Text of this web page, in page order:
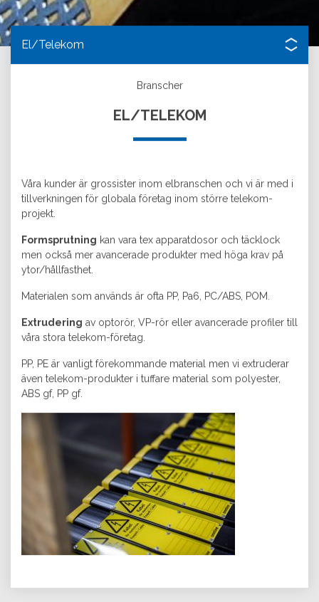
El/Telekom
Branscher
EL/TELEKOM
Våra kunder är grossister inom elbranschen och vi är med i
tillverkningen för globala företag inom större telekom-
projekt.
Formsprutning kan vara tex apparatdosor och täcklock
men också mer avancerade produkter med höga krav på
ytor/hållfasthet.
Materialen som används är ofta PP, Pa6, PC/ABS, POM.
Extrudering av optorör, VP-rör eller avancerade profiler till
våra stora telekom-företag.
PP, PE är vanligt förekommande material men vi extruderar
även telekom-produkter i tuffare material som polyester,
ABS gf, PP gf.